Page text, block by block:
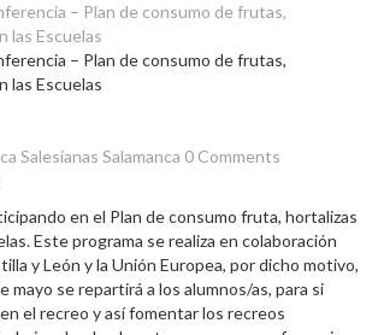
– Plan de consumo de frutas,
las Escuelas
– Plan de consumo de frutas,
las Escuelas
Salesianas Salamanca 0 Comments
en el Plan de consumo fruta, hortalizas
Este programa se realiza en colaboración
y León y la Unión Europea, por dicho motivo,
mayo se repartirá a los alumnos/as, para si
el recreo y así fomentar los recreos